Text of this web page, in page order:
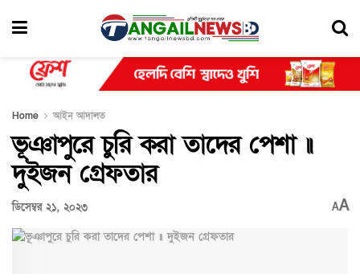
Home আইন আদালত
ভূঞাপুরে চুরি করা তাদের পেশা ॥
দুইজন গ্রেফতার
ডিসেম্বর ২১, ২০২৩ AA